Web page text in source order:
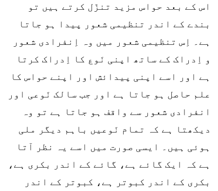
اس کے بعد حواس مزید تنزّل کرتے ہیں تو
بندے کے اندر تنظیمی شعور پیدا ہو جاتا
ہے۔ اِس تنظیمی شعور میں وہ اِنفرادی شعور
و اِدراک کے ساتھ اپنی نَوع کا اِدراک کرتا
ہے اور اسے اپنی پیدائش اور اپنے حواس کا
علم حاصل ہو جاتا ہے اور جب سالک نَوعی اور
انفرادی شعور سے واقف ہو جاتا ہے تو وہ
دیکھتا ہے کہ تمام نَوعیں باہم دیگر ملی
ہوئی ہیں۔ ایسی صورت میں اسے یہ نظر آتا
ہے کہ ایک گائے ہے، گائے کے اندر بکری ہے،
بکری کے اندر کبوتر ہے، کبوتر کے اندر